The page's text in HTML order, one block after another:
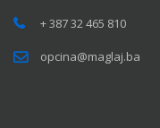
+ 387 32 465 810
opcina@maglaj.ba